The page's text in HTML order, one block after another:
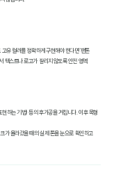
유 컬러를 정확하게 구현해야 한다면 '팬톤
스트나 로고가 잘리지 않도록 안전 영역
하는 기법) 등의 후가공을 거칩니다. 이후 목형
가 올라갔을 때의 실제 톤을 눈으로 확인하고